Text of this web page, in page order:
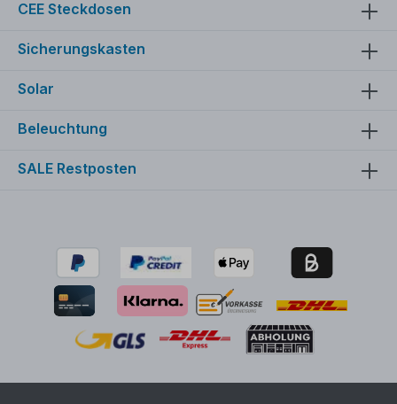
CEE Steckdosen
Sicherungskasten
Solar
Beleuchtung
SALE Restposten